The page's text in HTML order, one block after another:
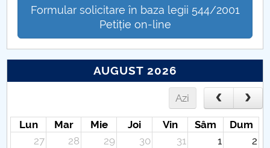
Formular solicitare în baza legii 544/2001
Petiție on-line
AUGUST 2026
Azi
Lun Mar Mie Joi Vin Sâm
Dum
27
28 29 30 31 1 2